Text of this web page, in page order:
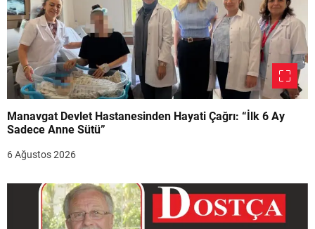
Manavgat Devlet Hastanesinden Hayati Çağrı: “İlk 6 Ay
Sadece Anne Sütü”
6 Ağustos 2026